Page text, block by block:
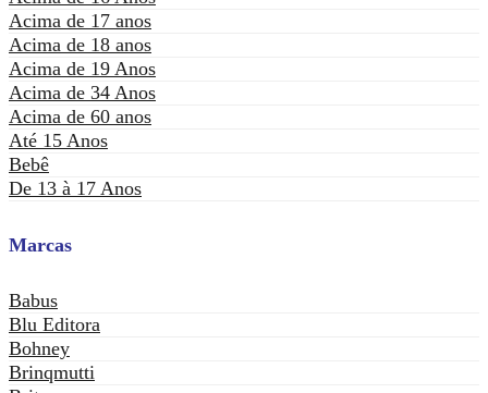
Acima de 17 anos
Acima de 18 anos
Acima de 19 Anos
Acima de 34 Anos
Acima de 60 anos
Até 15 Anos
Bebê
De 13 à 17 Anos
Marcas
Babus
Blu Editora
Bohney
Brinqmutti